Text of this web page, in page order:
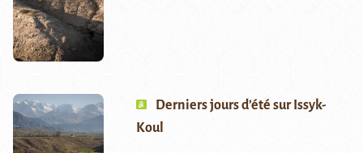
Derniers jours d’été sur Issyk-
Koul